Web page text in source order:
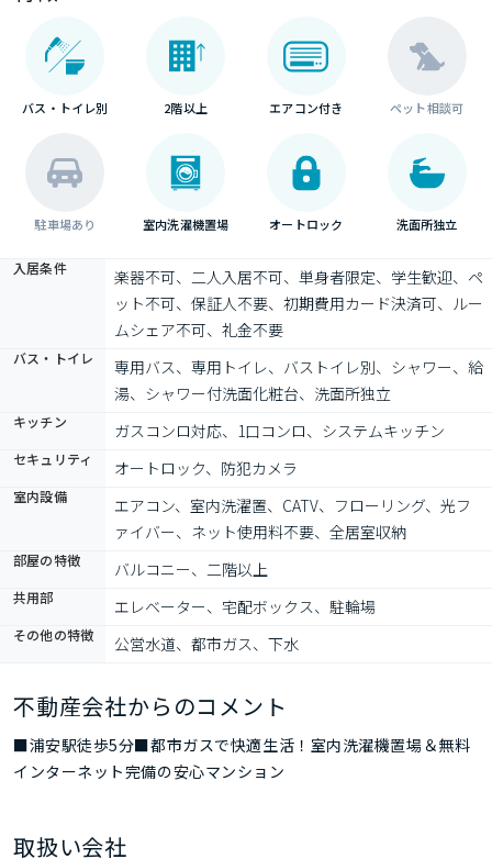
バス・トイレ別 2階以上 エアコン付き ペット相談可
駐車場あり 室内洗濯機置場 オートロック 洗面所独立
入居条件
楽器不可、二人入居不可、単身者限定、学生歓迎、ペ
ット不可、保証人不要、初期費用カード決済可、ルー
ムシェア不可、礼金不要
バス・トイレ
専用バス、専用トイレ、バストイレ別、シャワー、給
湯、シャワー付洗面化粧台、洗面所独立
キッチン ガスコンロ対応、1口コンロ、システムキッチン
セキュリティ オートロック、防犯カメラ
室内設備
エアコン、室内洗濯置、CATV、フローリング、光フ
ァイバー、ネット使用料不要、全居室収納
部屋の特徴 バルコニー、二階以上
共用部 エレベーター、宅配ボックス、駐輪場
その他の特徴 公営水道、都市ガス、下水
不動産会社からのコメント
■浦安駅徒歩5分■都市ガスで快適生活！室内洗濯機置場＆無料
インターネット完備の安心マンション
取扱い会社